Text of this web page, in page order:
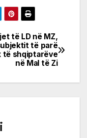
të LD në MZ,
të parë
të shqiptarëve
në Mal të Zi